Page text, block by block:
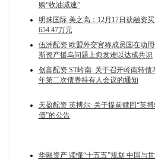
购“收油减速”
明珠国际 美之高：12月17日获融资买
654.47万元
伍洲配资 欧盟外交官称成员国在动
斯资产援乌问题上愈发难以达成共识
创富配资 ST岭南: 关于召开岭南转债
年第二次债券持有人会议的通知
天盈配资 英搏尔: 关于提前赎回“英搏
债”的公告
华融资产 读懂“十五五”规划 中国与